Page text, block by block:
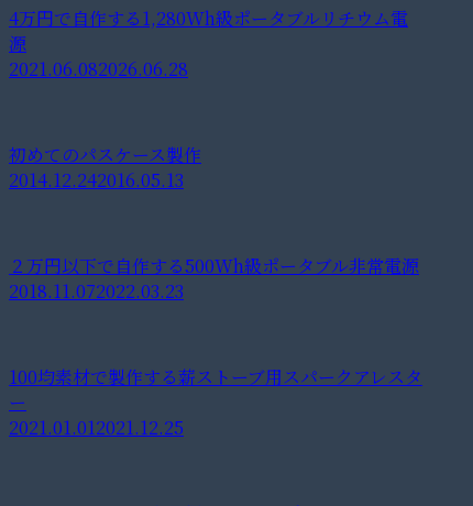
4万円で自作する1,280Wh級ポータブルリチウム電
源
2021.06.082026.06.28
初めてのパスケース製作
2014.12.242016.05.13
２万円以下で自作する500Wh級ポータブル非常電源
2018.11.072022.03.23
100均素材で製作する薪ストーブ用スパークアレスタ
ー
2021.01.012021.12.25